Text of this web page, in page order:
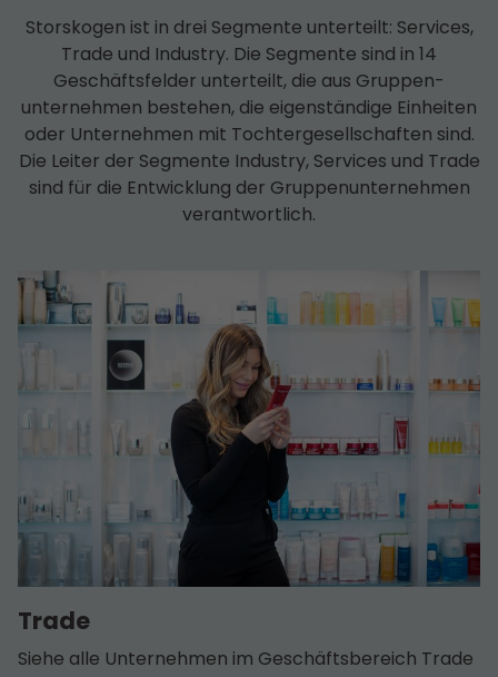
Storskogen ist in drei Segmente unterteilt: Services,
Trade und Industry. Die Segmente sind in 14
Geschäfts­felder unterteilt, die aus Gruppen­
unternehmen bestehen, die eigenständige Einheiten
oder Unternehmen mit Tochter­­gesell­schaften sind.
Die Leiter der Segmente Industry, Services und Trade
sind für die Entwicklung der Gruppen­unternehmen
verantwortlich.
Trade
Siehe alle Unternehmen im Geschäfts­bereich Trade